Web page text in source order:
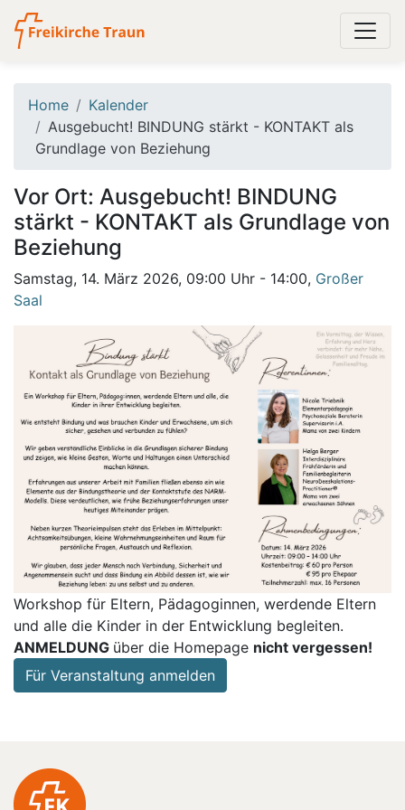
Home
Kalender
Ausgebucht! BINDUNG stärkt - KONTAKT als
Grundlage von Beziehung
Vor Ort: Ausgebucht! BINDUNG
stärkt - KONTAKT als Grundlage von
Beziehung
Samstag, 14. März 2026, 09:00 Uhr - 14:00, Großer
Saal
Workshop für Eltern, Pädagoginnen, werdende Eltern
und alle die Kinder in der Entwicklung begleiten.
ANMELDUNG über die Homepage nicht vergessen!
Für Veranstaltung anmelden